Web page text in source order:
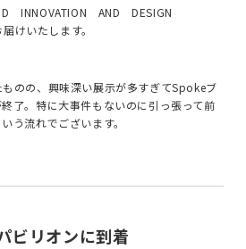
INNOVATION AND DESIGN
けいたします。
のの、興味深い展示が多すぎてSpokeブ
了。特に大事件もないのに引っ張って前
う流れでございます。
ビリオンに到着